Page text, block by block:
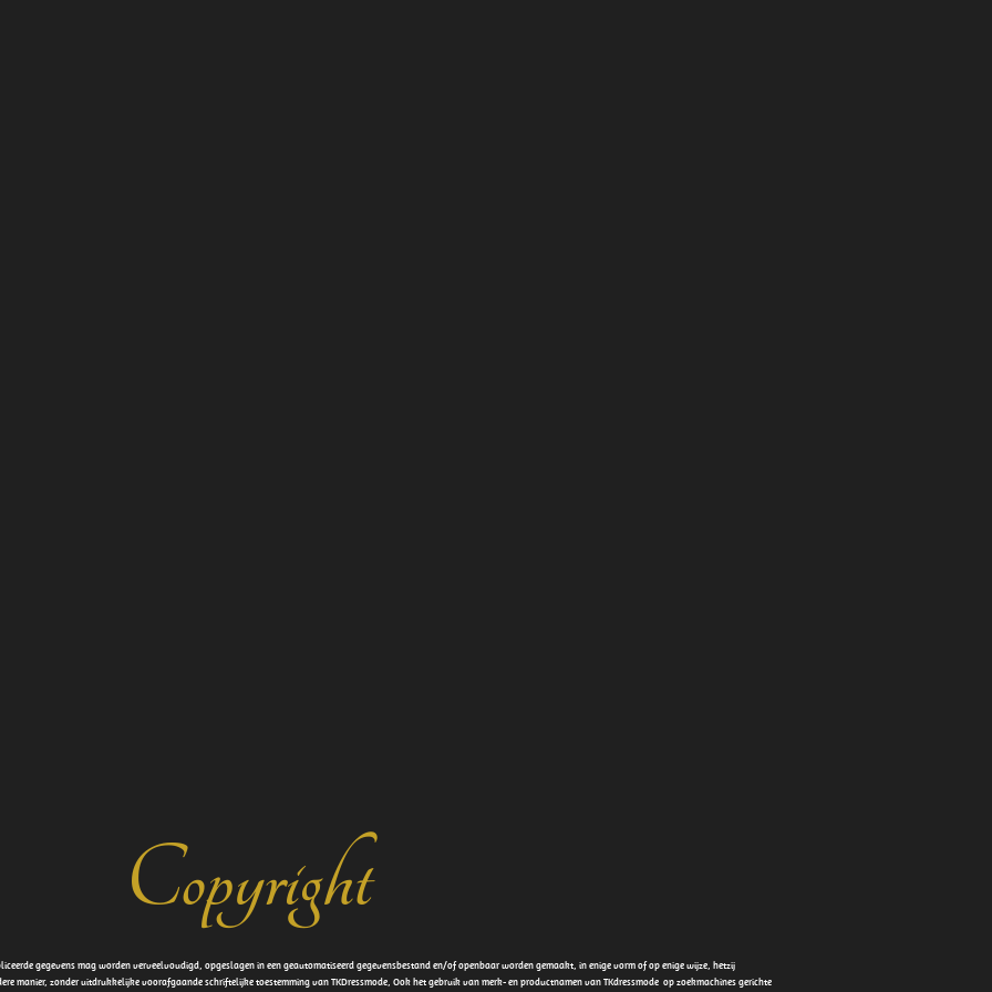
Copyright
gegevens mag worden verveelvoudigd, opgeslagen in een geautomatiseerd gegevensbestand en/of openbaar worden gemaakt, in enige vorm of op enige wijze, hetzij
manier, zonder uitdrukkelijke voorafgaande schriftelijke toestemming van TKDressmode, Ook het gebruik van merk- en productnamen van TKdressmode op zoekmachines gerichte